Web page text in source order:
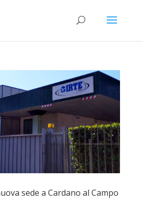
sede a Cardano al Campo